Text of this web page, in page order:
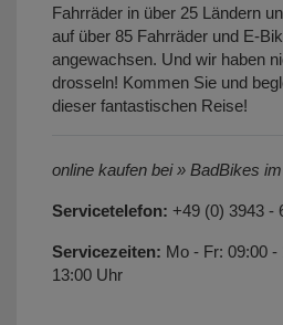
Fahrräder in über 25 Ländern
auf über 85 Fahrräder und E-
angewachsen. Und wir haben
drosseln! Kommen Sie und
dieser fantastischen Reise!
online kaufen bei » BadBikes
Servicetelefon: +49 (0) 3943 -
Servicezeiten: Mo - Fr: 09:00 -
13:00 Uhr